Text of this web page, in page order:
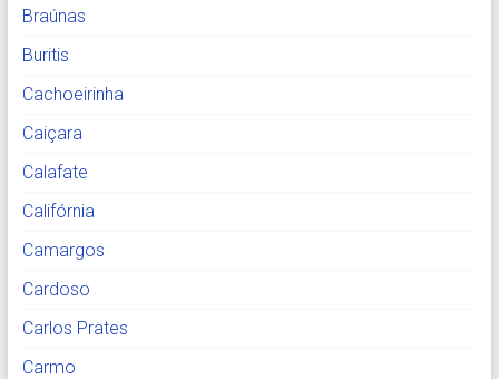
Braúnas
Buritis
Cachoeirinha
Caiçara
Calafate
Califórnia
Camargos
Cardoso
Carlos Prates
Carmo